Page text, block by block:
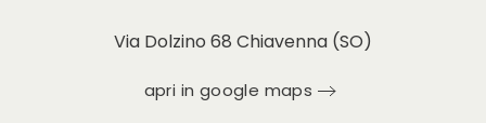
Via Dolzino 68 Chiavenna (SO)
apri in google maps